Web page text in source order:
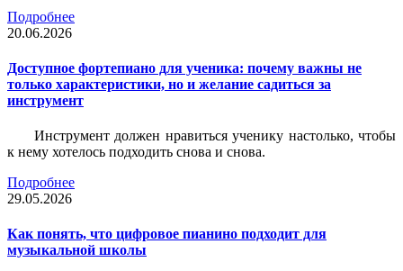
Подробнее
20.06.2026
Доступное фортепиано для ученика: почему важны не
только характеристики, но и желание садиться за
инструмент
Инструмент должен нравиться ученику настолько, чтобы
к нему хотелось подходить снова и снова.
Подробнее
29.05.2026
Как понять, что цифровое пианино подходит для
музыкальной школы